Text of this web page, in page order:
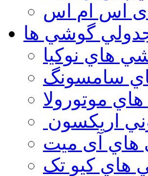
اس ام اس
گوشي ها
هاي نوكيا
سامسونگ
موتورولا
اريكسون
آی میت
هاي کیو تک